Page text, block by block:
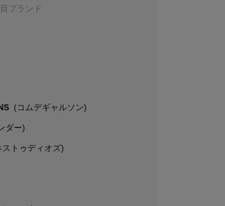
ブランド
(コムデギャルソン)
ダー)
ストゥディオズ)